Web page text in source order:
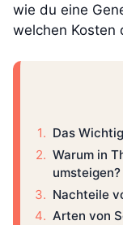
wie du eine
welchen Kosten
Das
Warum in
umsteigen?
Nachteile
Arten von